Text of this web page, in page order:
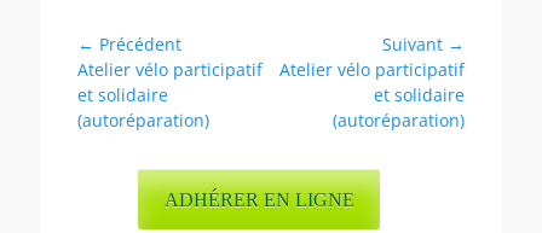
Navigation
de
l’article
← Précédent
Article
précédent :
Atelier vélo participatif
et solidaire
(autoréparation)
Suivant →
Article
Atelier vélo participatif
et solidaire
(autoréparation)
ADHÉRER EN LIGNE